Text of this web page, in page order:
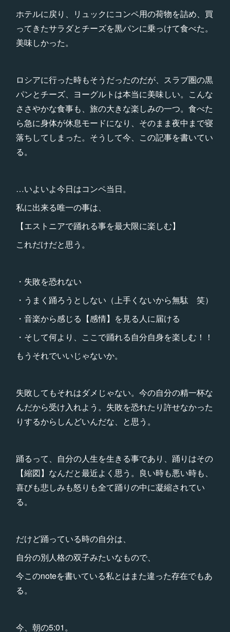
ホテルに戻り、リュックにコンペ用の荷物を詰め、買
ってきたサラダとチーズを黒パンに乗っけて食べた。
美味しかった。
ロシアに行った時もそうだったのだが、スラブ圏の黒
パンとチーズ、ヨーグルトは本当に美味しい。こんな
ささやかな食事も、旅の大きな楽しみの一つ。食べた
ら急に身体が休息モードになり、そのまま夜中まで寝
落ちしてしまった。そうして今、この記事を書いてい
る。
…いよいよ今日はコンペ当日。
私に出来る唯一の事は、
【エストニアで踊れる事を最大限に楽しむ】
これだけだと思う。
・失敗を恐れない
・うまく踊ろうとしない（上手くないから無駄 笑）
・音楽から感じる【感情】を見る人に届ける
・そして何より、ここで踊れる自分自身を楽しむ！！
もうそれでいいじゃないか。
失敗してもそれはダメじゃない。今の自分の精一杯な
んだから受け入れよう。失敗を恐れたり許せなかった
りするからしんどいんだな、と思う。
踊るって、自分の人生を生きる事であり、踊りはその
【縮図】なんだと最近よく思う。良い時も悪い時も、
喜びも悲しみも怒りも全て踊りの中に凝縮されてい
る。
だけど踊っている時の自分は、
自分の別人格の双子みたいなもので、
今このnoteを書いている私とはまた違った存在でもあ
る。
今、朝の5:01。